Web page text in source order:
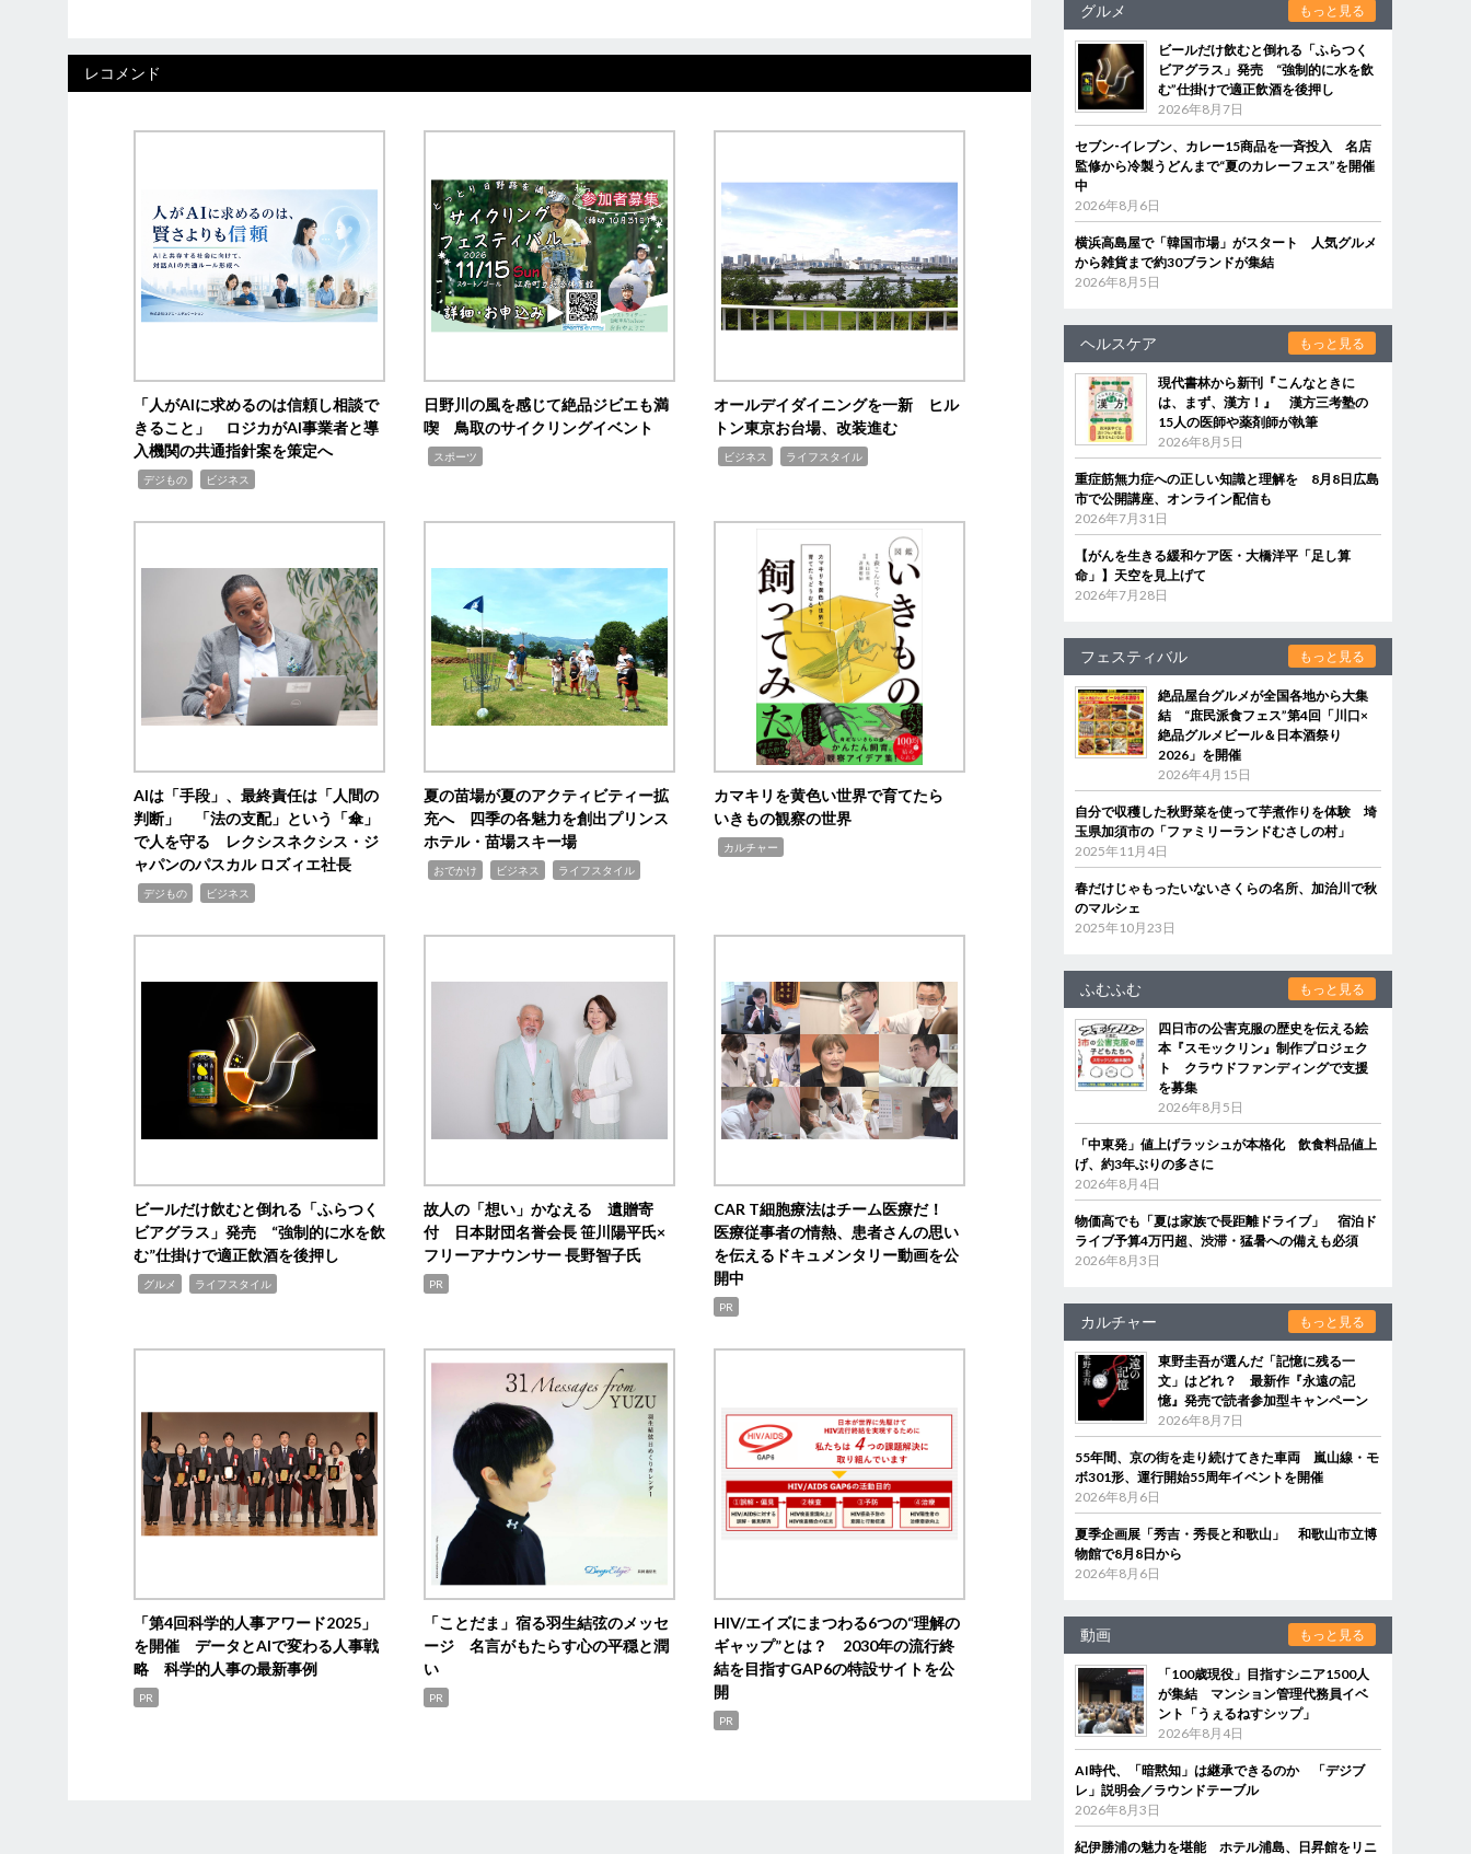
レコメンド
「人がAIに求めるのは信頼し相談で
きること」 ロジカがAI事業者と導
入機関の共通指針案を策定へ
デジもの ビジネス
日野川の風を感じて絶品ジビエも満
喫 鳥取のサイクリングイベント
スポーツ
オールデイダイニングを一新 ヒル
トン東京お台場、改装進む
ビジネス ライフスタイル
AIは「手段」、最終責任は「人間の
判断」 「法の支配」という「傘」
で人を守る レクシスネクシス・ジ
ャパンのパスカル ロズィエ社長
デジもの ビジネス
夏の苗場が夏のアクティビティー拡
充へ 四季の各魅力を創出プリンス
ホテル・苗場スキー場
おでかけ ビジネス ライフスタイル
カマキリを黄色い世界で育てたら
いきもの観察の世界
カルチャー
ビールだけ飲むと倒れる「ふらつく
ビアグラス」発売 “強制的に水を飲
む”仕掛けで適正飲酒を後押し
グルメ ライフスタイル
故人の「想い」かなえる 遺贈寄
付 日本財団名誉会長 笹川陽平氏×
フリーアナウンサー 長野智子氏
PR
CAR T細胞療法はチーム医療だ！
医療従事者の情熱、患者さんの思い
を伝えるドキュメンタリー動画を公
開中
PR
「第4回科学的人事アワード2025」
を開催 データとAIで変わる人事戦
略 科学的人事の最新事例
PR
「ことだま」宿る羽生結弦のメッセ
ージ 名言がもたらす心の平穏と潤
い
PR
HIV/エイズにまつわる6つの“理解の
ギャップ”とは？ 2030年の流行終
結を目指すGAP6の特設サイトを公
開
PR
グルメ もっと見る
ビールだけ飲むと倒れる「ふらつく
ビアグラス」発売 “強制的に水を飲
む”仕掛けで適正飲酒を後押し
2026年8月7日
セブン‐イレブン、カレー15商品を一斉投入 名店
監修から冷製うどんまで“夏のカレーフェス”を開催
中
2026年8月6日
横浜高島屋で「韓国市場」がスタート 人気グルメ
から雑貨まで約30ブランドが集結
2026年8月5日
ヘルスケア もっと見る
現代書林から新刊『こんなときに
は、まず、漢方！』 漢方三考塾の
15人の医師や薬剤師が執筆
2026年8月5日
重症筋無力症への正しい知識と理解を 8月8日広島
市で公開講座、オンライン配信も
2026年7月31日
【がんを生きる緩和ケア医・大橋洋平「足し算
命」】天空を見上げて
2026年7月28日
フェスティバル もっと見る
絶品屋台グルメが全国各地から大集
結 “庶民派食フェス”第4回「川口×
絶品グルメビール＆日本酒祭り
2026」を開催
2026年4月15日
自分で収穫した秋野菜を使って芋煮作りを体験 埼
玉県加須市の「ファミリーランドむさしの村」
2025年11月4日
春だけじゃもったいないさくらの名所、加治川で秋
のマルシェ
2025年10月23日
ふむふむ もっと見る
四日市の公害克服の歴史を伝える絵
本『スモックリン』制作プロジェク
ト クラウドファンディングで支援
を募集
2026年8月5日
「中東発」値上げラッシュが本格化 飲食料品値上
げ、約3年ぶりの多さに
2026年8月4日
物価高でも「夏は家族で長距離ドライブ」 宿泊ド
ライブ予算4万円超、渋滞・猛暑への備えも必須
2026年8月3日
カルチャー もっと見る
東野圭吾が選んだ「記憶に残る一
文」はどれ？ 最新作『永遠の記
憶』発売で読者参加型キャンペーン
2026年8月7日
55年間、京の街を走り続けてきた車両 嵐山線・モ
ボ301形、運行開始55周年イベントを開催
2026年8月6日
夏季企画展「秀吉・秀長と和歌山」 和歌山市立博
物館で8月8日から
2026年8月6日
動画 もっと見る
「100歳現役」目指すシニア1500人
が集結 マンション管理代務員イベ
ント「うぇるねすシップ」
2026年8月4日
AI時代、「暗黙知」は継承できるのか 「デジブ
レ」説明会／ラウンドテーブル
2026年8月3日
紀伊勝浦の魅力を堪能 ホテル浦島、日昇館をリニ